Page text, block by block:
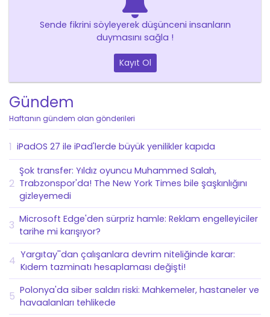
Gündem
Haftanın gündem olan gönderileri
1 iPadOS 27 ile iPad'lerde büyük yenilikler kapıda
2
Şok transfer: Yıldız oyuncu Muhammed Salah,
Trabzonspor'da! The New York Times bile şaşkınlığını
gizleyemedi
3 Microsoft Edge'den sürpriz hamle: Reklam engelleyiciler
tarihe mi karışıyor?
4 Yargıtay''dan çalışanlara devrim niteliğinde karar:
Kıdem tazminatı hesaplaması değişti!
5 Polonya'da siber saldırı riski: Mahkemeler, hastaneler ve
havaalanları tehlikede
Sende fikrini söyleyerek düşünceni insanların
duymasını sağla !
Kayıt Ol